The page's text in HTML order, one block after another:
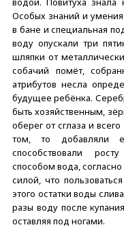
Особых знаний и
в бане и специальная
воду опускали три
шляпки от
собачий помёт,
атрибутов несла
будущее ребёнка.
быть хозяйственным,
оберег от сглаза и
том, то добавляли
способствовали
способом вода,
силой, что
этого остатки воды
разы воду после
оставляя под ногами.